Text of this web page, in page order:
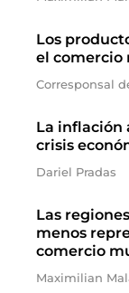
Los
el comercio
Corresponsal
La inflación
crisis
Dariel Pradas
Las
menos
comercio
Maximilian